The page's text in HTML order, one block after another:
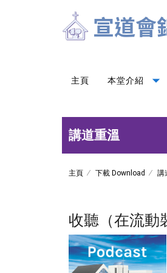
主頁 本堂介紹 arrow_drop_down
講道重溫
主頁 下載 Download 講
收聽（在流動